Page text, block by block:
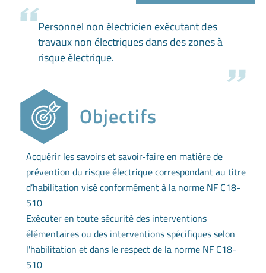
Personnel non électricien exécutant des
travaux non électriques dans des zones à
risque électrique.
Objectifs
Acquérir les savoirs et savoir-faire en matière de
prévention du risque électrique correspondant au titre
d’habilitation visé conformément à la norme NF C18-
510
Exécuter en toute sécurité des interventions
élémentaires ou des interventions spécifiques selon
l'habilitation et dans le respect de la norme NF C18-
510